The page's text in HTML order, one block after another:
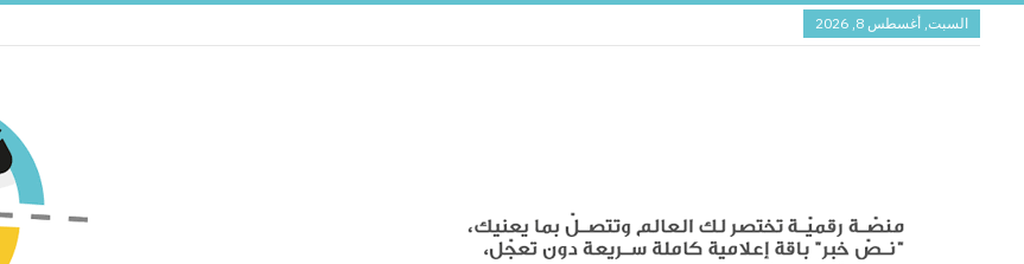
السبت, أغسطس 8, 2026